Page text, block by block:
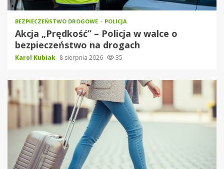
BEZPIECZEŃSTWO DROGOWE POLICJA
Akcja „Prędkość” – Policja w walce o
bezpieczeństwo na drogach
Karol Kubiak 8 sierpnia 2026 35